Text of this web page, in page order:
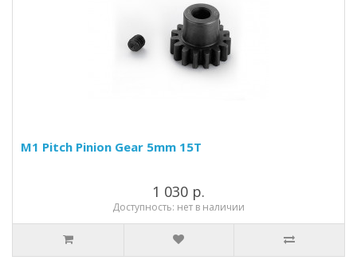
M1 Pitch Pinion Gear 5mm 15T
1 030 р.
Доступность: нет в наличии